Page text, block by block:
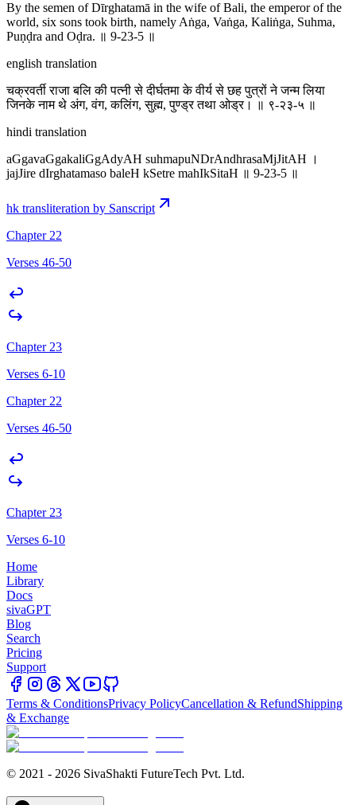
By the semen of Dīrghatamā in the wife of Bali, the emperor of the
world, six sons took birth, namely Aṅga, Vaṅga, Kaliṅga, Suhma,
Puṇḍra and Oḍra. ॥ 9-23-5 ॥
english translation
चक्रवर्ती राजा बलि की पत्नी से दीर्घतमा के वीर्य से छह पुत्रों ने जन्म लिया
जिनके नाम थे अंग, वंग, कलिंग, सुह्म, पुण्ड्र तथा ओड्र। ॥ ९-२३-५ ॥
hindi translation
aGgavaGgakaliGgAdyAH suhmapuNDrAndhrasaMjJitAH ।
jajJire dIrghatamaso baleH kSetre mahIkSitaH ॥ 9-23-5 ॥
hk transliteration by Sanscript
Chapter 22
Verses 46-50
Chapter 23
Verses 6-10
Chapter 22
Verses 46-50
Chapter 23
Verses 6-10
Home
Library
Docs
sivaGPT
Blog
Search
Pricing
Support
Terms & ConditionsPrivacy PolicyCancellation & RefundShipping
& Exchange
© 2021 - 2026 SivaShakti FutureTech Pvt. Ltd.